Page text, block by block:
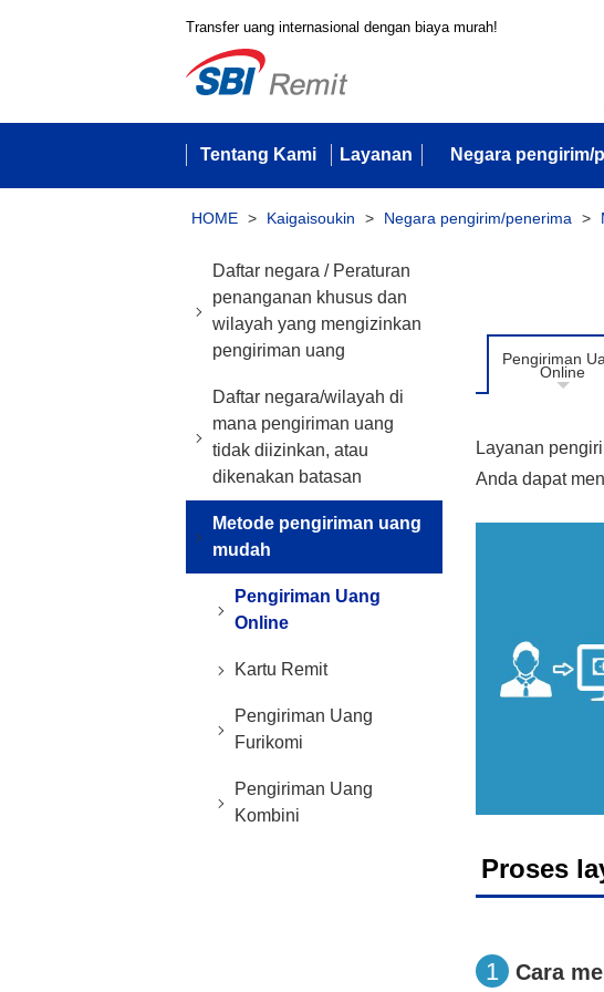
Transfer uang internasional dengan biaya murah!
Tentang Kami Layanan Negara pengirim/
HOME > Kaigaisoukin > Negara pengirim/penerima >
Pengiriman
Online
Layanan
Anda dapat
Proses
1 Cara
Daftar negara / Peraturan
penanganan khusus dan
wilayah yang mengizinkan
pengiriman uang
Daftar negara/wilayah di
mana pengiriman uang
tidak diizinkan, atau
dikenakan batasan
Metode pengiriman uang
mudah
Pengiriman Uang
Online
Kartu Remit
Pengiriman Uang
Furikomi
Pengiriman Uang
Kombini